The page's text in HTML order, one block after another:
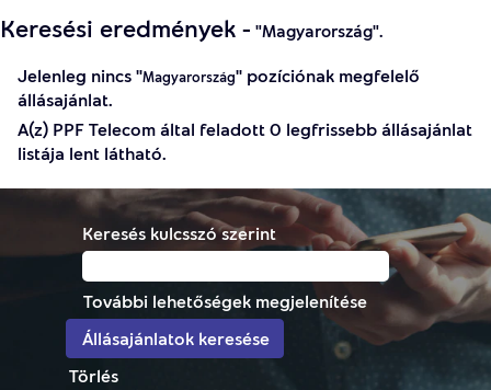
Keresési eredmények - "Magyarország".
Jelenleg nincs "Magyarország" pozíciónak megfelelő
állásajánlat.
A(z) PPF Telecom által feladott 0 legfrissebb állásajánlat
listája lent látható.
Keresés kulcsszó szerint
További lehetőségek megjelenítése
Törlés